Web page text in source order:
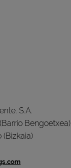
S.A.
Bengoetxea)